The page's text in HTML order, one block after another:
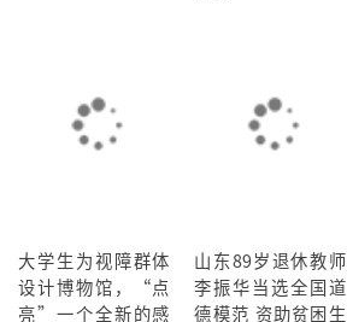
大学生为视障群体
设计博物馆，“点
亮”一个全新的感
山东89岁退休教师
李振华当选全国道
德模范 资助贫困生